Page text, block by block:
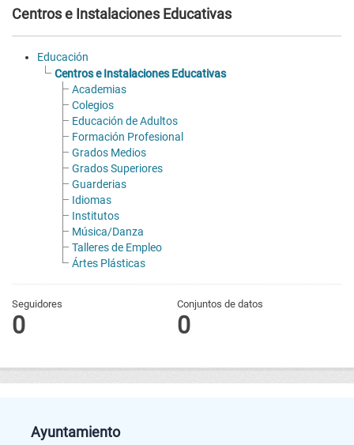
Centros e Instalaciones Educativas
Educación
Centros e Instalaciones Educativas
Academias
Colegios
Educación de Adultos
Formación Profesional
Grados Medios
Grados Superiores
Guarderias
Idiomas
Institutos
Música/Danza
Talleres de Empleo
Ártes Plásticas
Seguidores
0
Conjuntos de datos
0
Ayuntamiento